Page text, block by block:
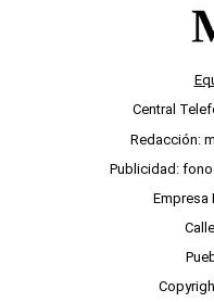
Central
Redacción:
Publicidad:
Empresa